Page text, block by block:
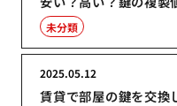
未分類
賃貸で部屋の鍵を交換
2025.05.12